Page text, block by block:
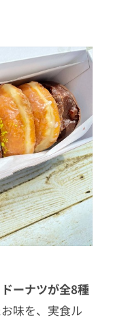
ドーナツが全8種
味を、実食ル